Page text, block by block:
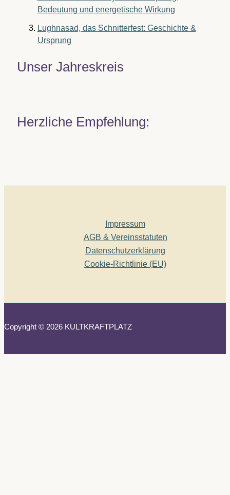
Bedeutung und energetische Wirkung
Lughnasad, das Schnitterfest: Geschichte &
Ursprung
Unser Jahreskreis
Herzliche Empfehlung:
Impressum
AGB & Vereinsstatuten
Datenschutzerklärung
Cookie-Richtlinie (EU)
Copyright © 2026 KULTKRAFTPLATZ